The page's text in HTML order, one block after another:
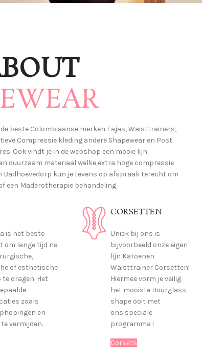
beste Colombiaanse merken Fajas, Waisttrainers,
Compressie kleding andere Shapewear en Post
Ook vindt je in de webshop een mooie lijn
duurzaam materiaal welke extra hoge compressie
Badhoevedorp kun je tevens op afspraak terecht om
een Maderotherapie behandeling
is het beste
om lange tijd na
of esthetische
te dragen. Het
zoals
en
vermijden.
CORSETTEN
Uniek bij ons is
bijvoorbeeld onze eigen
lijn Katoenen
Waisttrainer Corsetten!
Hiermee vorm je veilig
het mooiste Hourglass
shape ooit met
ons speciale
programma !
Corsets